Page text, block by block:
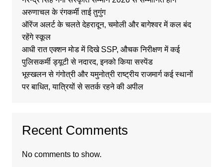
अरुणाचल के रंगकर्मी ताई तुगुंग
ऑरेंज अलर्ट के चलते देहरादून, चमोली और बागेश्वर में कल बंद
रहेंगे स्कूल
आधी रात एक्शन मोड में दिखे SSP, औचक निरीक्षण में कई
पुलिसकर्मी ड्यूटी से नदारद, इनको किया सस्पेंड
भूस्खलन से गंगोत्री और यमुनोत्री राष्ट्रीय राजमार्ग कई स्थानों
पर बाधित, यात्रियों से सतर्क रहने की अपील
Recent Comments
No comments to show.